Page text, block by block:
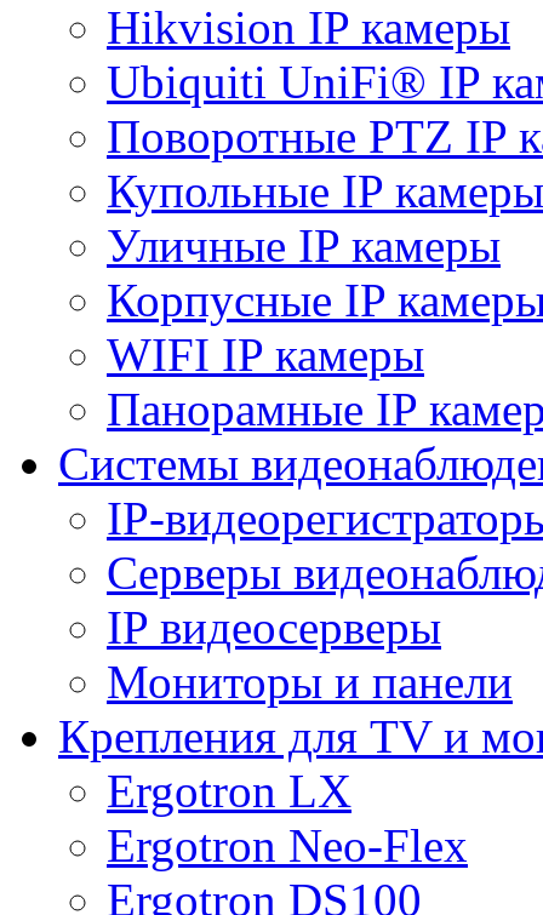
Hikvision IP камеры
Ubiquiti UniFi® IP
Поворотные PTZ IP
Купольные IP камеры
Уличные IP камеры
Корпусные IP
WIFI IP камеры
Панорамные IP
Системы
IP-
Серверы
IP видеосерверы
Мониторы и панели
Крепления для TV и
Ergotron LX
Ergotron Neo-Flex
Ergotron DS100